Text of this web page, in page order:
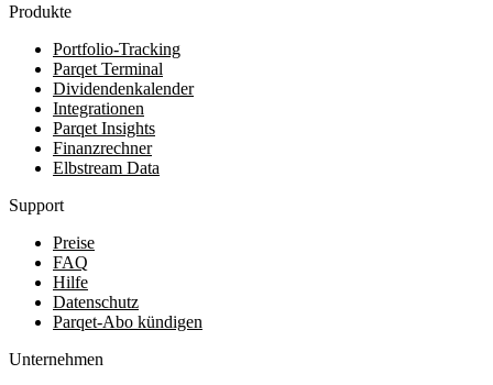
Produkte
Portfolio-Tracking
Parqet Terminal
Dividendenkalender
Integrationen
Parqet Insights
Finanzrechner
Elbstream Data
Support
Preise
FAQ
Hilfe
Datenschutz
Parqet-Abo kündigen
Unternehmen